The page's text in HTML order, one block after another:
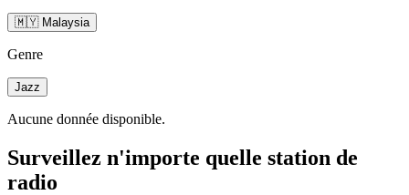
🇲🇾 Malaysia
Genre
Jazz
Aucune donnée disponible.
Surveillez n'importe quelle station de
radio